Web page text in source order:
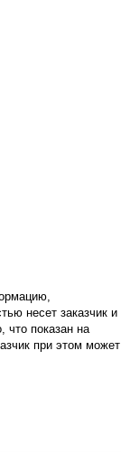
несет заказчик и
что показан на
при этом может